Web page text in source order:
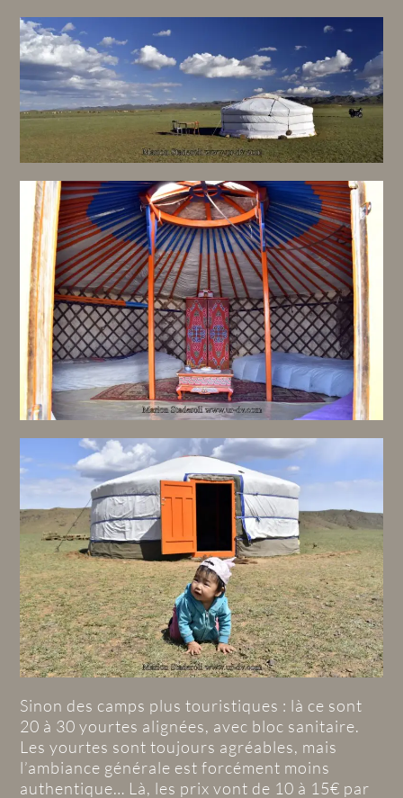
Sinon des camps plus touristiques : là ce sont
20 à 30 yourtes alignées, avec bloc sanitaire.
Les yourtes sont toujours agréables, mais
l’ambiance générale est forcément moins
authentique… Là, les prix vont de 10 à 15€ par